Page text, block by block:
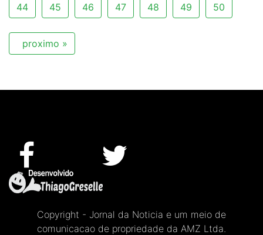
44 45 46 47 48 49 50
proximo »
Copyright - Jornal da Noticia e um meio de
comunicacao de propriedade da AMZ Ltda.